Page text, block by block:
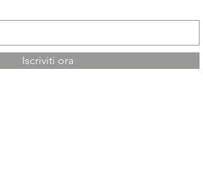
Iscriviti ora